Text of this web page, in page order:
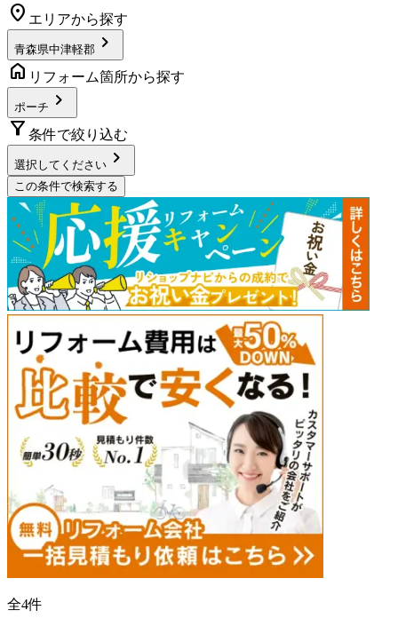
location_on エリアから探す
青森県中津軽郡 chevron_right
home リフォーム箇所から探す
ポーチ chevron_right
filter_alt 条件で絞り込む
選択してください chevron_right
この条件で検索する
全4件